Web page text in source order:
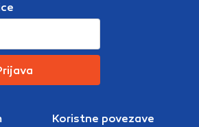
Koristne povezave